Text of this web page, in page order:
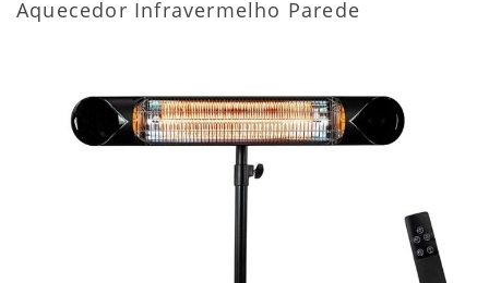
Aquecedor Infravermelho Parede